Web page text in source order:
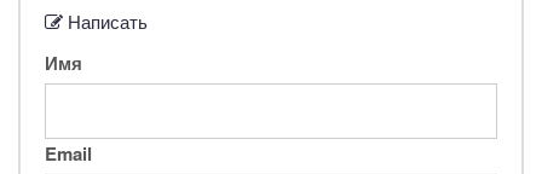
Написать
Имя
Email